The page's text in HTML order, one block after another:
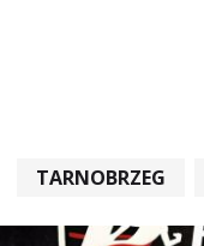
TARNOBRZEG